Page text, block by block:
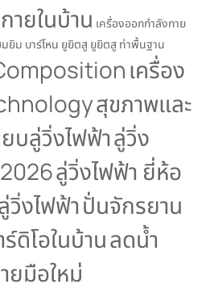
ายในบ้าน เครื่องออกกำลังกาย
มยิม บาร์โหน ยูยิตสู ยูยิตสู ท่าพื้นฐาน
เครื่อง
สุขภาพและ
บลู่วิ่งไฟฟ้าลู่วิ่ง
ลู่วิ่งไฟฟ้า ยี่ห้อ
งไฟฟ้าปั่นจักรยาน
ร์ดิโอในบ้านลดน้ำ
ยมือใหม่